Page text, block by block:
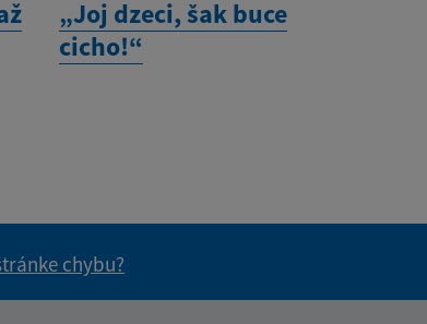
„Joj dzeci, šak buce
cicho!“
chybu?